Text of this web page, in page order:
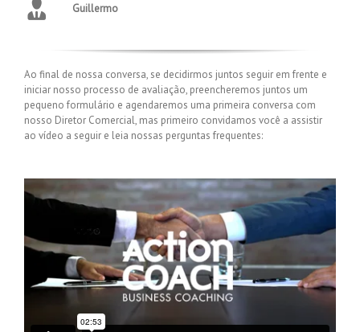
Guillermo
Ao final de nossa conversa, se decidirmos juntos seguir em frente e
iniciar nosso processo de avaliação, preencheremos juntos um
pequeno formulário e agendaremos uma primeira conversa com
nosso Diretor Comercial, mas primeiro convidamos você a assistir
ao vídeo a seguir e leia nossas perguntas frequentes: